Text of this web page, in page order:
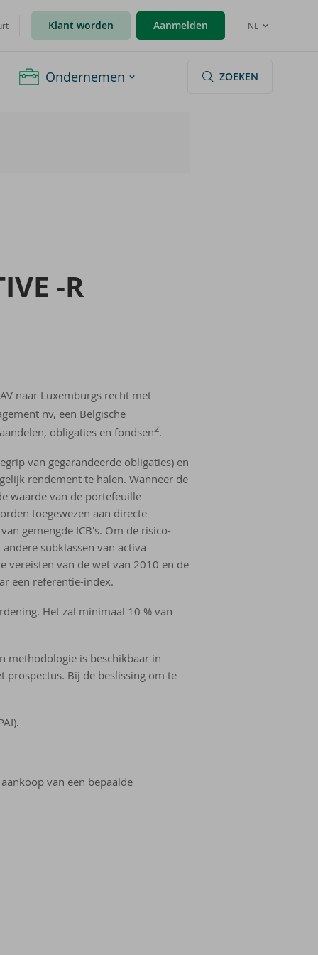
Klant worden Aanmelden NL
Ondernemen ZOEKEN
-R
naar Luxemburgs recht met
nv, een Belgische
obligaties en fondsen2.
van gegarandeerde obligaties) en
rendement te halen. Wanneer de
waarde van de portefeuille
toegewezen aan directe
gemengde ICB's. Om de risico-
subklassen van activa
vereisten van de wet van 2010 en de
een referentie-index.
Het zal minimaal 10 % van
methodologie is beschikbaar in
prospectus. Bij de beslissing om te
van een bepaalde